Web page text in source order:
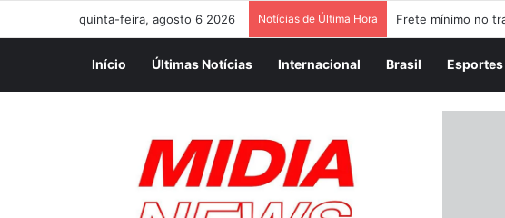
quinta-feira, agosto 6 2026 Notícias de Última Hora MORNING SHOW
Início Últimas Notícias Internacional Brasil Esportes